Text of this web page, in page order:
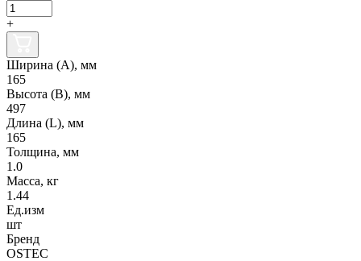
+
Ширина (А), мм
165
Высота (В), мм
497
Длина (L), мм
165
Толщина, мм
1.0
Масса, кг
1.44
Ед.изм
шт
Бренд
OSTEC